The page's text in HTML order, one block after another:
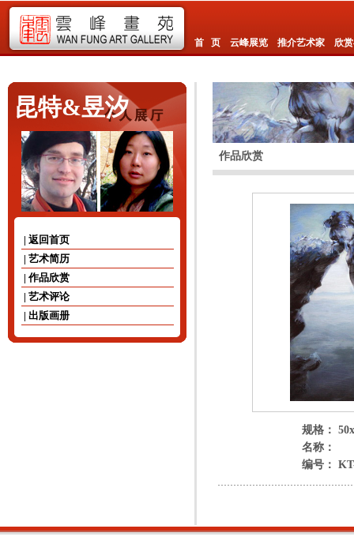
首 页 云峰展览 推介艺术家 欣
昆特&昱汐
| 返回首页
| 艺术简历
| 作品欣赏
| 艺术评论
| 出版画册
作品欣赏
规格：
名称：
编号：